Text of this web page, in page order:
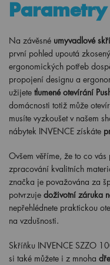
Na závěsné umyvadlové
první pohled upoutá
ergonomických potřeb
propojení designu a
užijete tlumené otevírání
domácnosti totiž může
musíte vyzkoušet v našem
nábytek INVENCE získáte
Ovšem věříme, že to co
zpracování kvalitních
značka je považována za
potvrzuje doživotní záruka
nepřehlédnete praktickou
na vzdušnosti.
Skříňku INVENCE SZZO
si také můžete i z mnoha